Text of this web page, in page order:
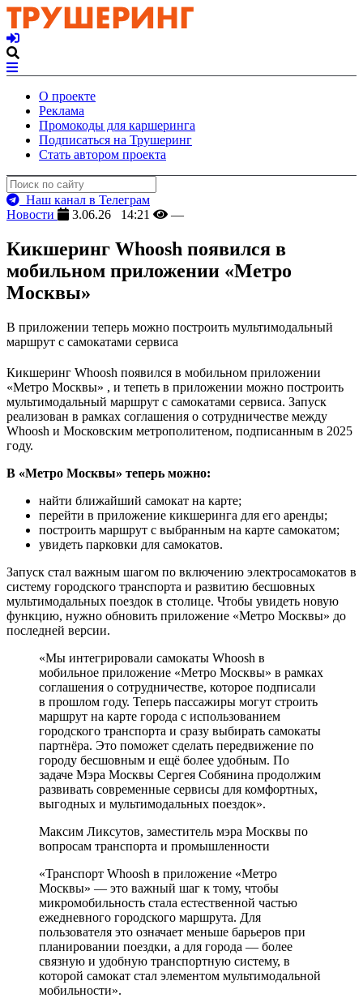
О проекте
Реклама
Промокоды для каршеринга
Подписаться на Трушеринг
Стать автором проекта
Наш канал в Телеграм
Новости
3.06.26 14:21 —
Кикшеринг Whoosh появился в
мобильном приложении «Метро
Москвы»
В приложении теперь можно построить мультимодальный
маршрут с самокатами сервиса
Кикшеринг Whoosh появился в мобильном приложении
«Метро Москвы» , и тепеть в приложении можно построить
мультимодальный маршрут с самокатами сервиса. Запуск
реализован в рамках соглашения о сотрудничестве между
Whoosh и Московским метрополитеном, подписанным в 2025
году.
В «Метро Москвы» теперь можно:
найти ближайший самокат на карте;
перейти в приложение кикшеринга для его аренды;
построить маршрут с выбранным на карте самокатом;
увидеть парковки для самокатов.
Запуск стал важным шагом по включению электросамокатов в
систему городского транспорта и развитию бесшовных
мультимодальных поездок в столице. Чтобы увидеть новую
функцию, нужно обновить приложение «Метро Москвы» до
последней версии.
«Мы интегрировали самокаты Whoosh в
мобильное приложение «Метро Москвы» в рамках
соглашения о сотрудничестве, которое подписали
в прошлом году. Теперь пассажиры могут строить
маршрут на карте города с использованием
городского транспорта и сразу выбирать самокаты
партнёра. Это поможет сделать передвижение по
городу бесшовным и ещё более удобным. По
задаче Мэра Москвы Сергея Собянина продолжим
развивать современные сервисы для комфортных,
выгодных и мультимодальных поездок».
Максим Ликсутов, заместитель мэра Москвы по
вопросам транспорта и промышленности
«Транспорт Whoosh в приложение «Метро
Москвы» — это важный шаг к тому, чтобы
микромобильность стала естественной частью
ежедневного городского маршрута. Для
пользователя это означает меньше барьеров при
планировании поездки, а для города — более
связную и удобную транспортную систему, в
которой самокат стал элементом мультимодальной
мобильности».